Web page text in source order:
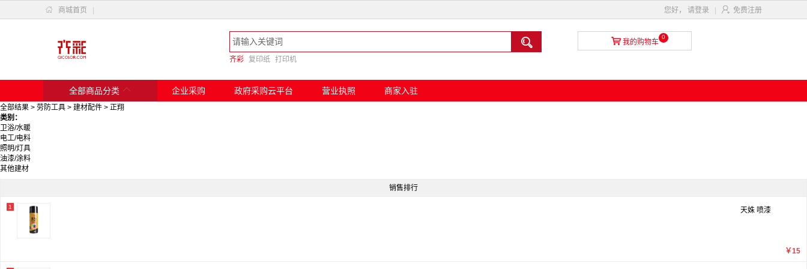
 商城首页 您好， 请登录  免费注册

齐彩 复印纸 打印机
 我的购物车
0
全部商品分类  企业采购 政府采购云平台 营业执照 商家入驻
全部结果 > 劳防工具 > 建材配件 > 正翔
类别：
卫浴/水暖
电工/电料
照明/灯具
油漆/涂料
其他建材
销售排行
1 天姝 喷漆
￥15